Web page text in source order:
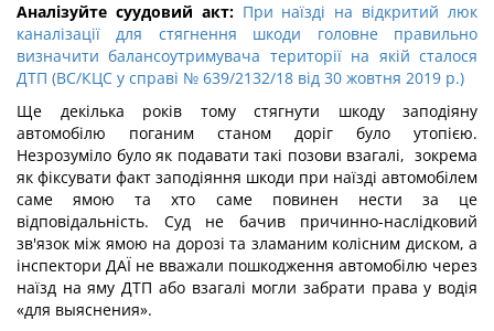
Аналізуйте суудовий акт: При наїзді на відкритий люк
каналізації для стягнення шкоди головне правильно
визначити балансоутримувача території на якій сталося
ДТП (ВС/КЦС у справі № 639/2132/18 від 30 жовтня 2019 р.)
Ще декілька років тому стягнути шкоду заподіяну
автомобілю поганим станом доріг було утопією.
Незрозуміло було як подавати такі позови взагалі, зокрема
як фіксувати факт заподіяння шкоди при наїзді автомобілем
саме ямою та хто саме повинен нести за це
відповідальність. Суд не бачив причинно-наслідковий
зв'язок між ямою на дорозі та зламаним колісним диском, а
інспектори ДАЇ не вважали пошкодження автомобілю через
наїзд на яму ДТП або взагалі могли забрати права у водія
«для выяснения».